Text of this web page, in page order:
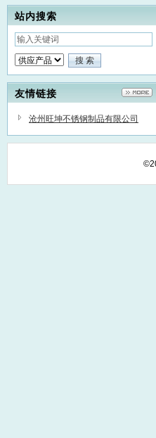
站内搜索
友情链接
沧州旺坤不锈钢制品有限公司